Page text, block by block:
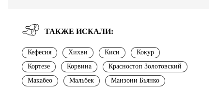
ТАКЖЕ ИСКАЛИ:
Кефесия Хихви Киси
Кокур
Кортезе
Корвина
Красностоп Золотовский
Макабео
Мальбек Манзони Бьянко